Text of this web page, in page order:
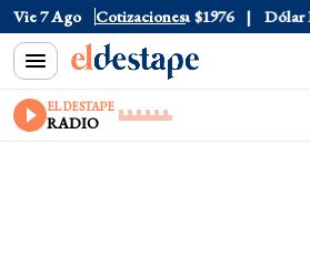
Vie 7 Ago Cotizaciones
Dólar Tarjeta $1976 Dólar Blue
EL DESTAPE
RADIO